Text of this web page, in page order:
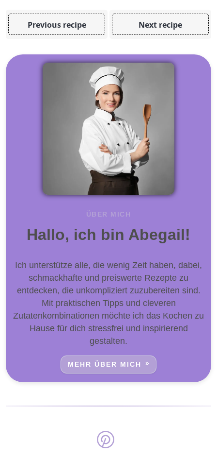
Previous recipe Next recipe
ÜBER MICH
Hallo, ich bin Abegail!
Ich unterstütze alle, die wenig Zeit haben, dabei,
schmackhafte und preiswerte Rezepte zu
entdecken, die unkompliziert zuzubereiten sind.
Mit praktischen Tipps und cleveren
Zutatenkombinationen möchte ich das Kochen zu
Hause für dich stressfrei und inspirierend
gestalten.
MEHR ÜBER MICH